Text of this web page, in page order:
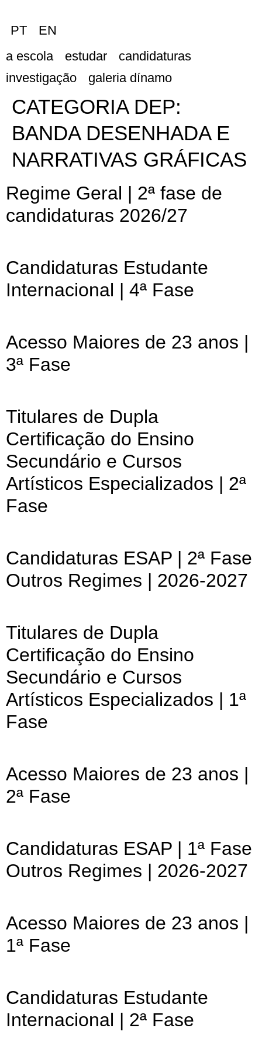
PT
EN
a escola
estudar
candidaturas
investigação
galeria dínamo
CATEGORIA DEP:
BANDA DESENHADA E
NARRATIVAS GRÁFICAS
Regime Geral | 2ª fase de
candidaturas 2026/27
Candidaturas Estudante
Internacional | 4ª Fase
Acesso Maiores de 23 anos |
3ª Fase
Titulares de Dupla
Certificação do Ensino
Secundário e Cursos
Artísticos Especializados | 2ª
Fase
Candidaturas ESAP | 2ª Fase
Outros Regimes | 2026-2027
Titulares de Dupla
Certificação do Ensino
Secundário e Cursos
Artísticos Especializados | 1ª
Fase
Acesso Maiores de 23 anos |
2ª Fase
Candidaturas ESAP | 1ª Fase
Outros Regimes | 2026-2027
Acesso Maiores de 23 anos |
1ª Fase
Candidaturas Estudante
Internacional | 2ª Fase